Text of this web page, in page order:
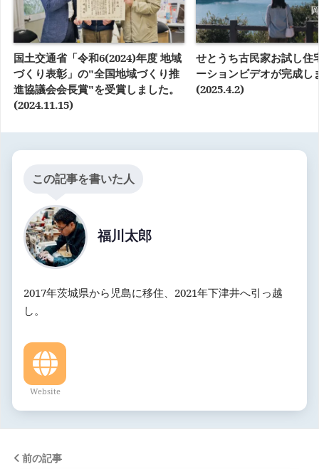
国土交通省「令和6(2024)年度 地域
づくり表彰」の"全国地域づくり推
進協議会会長賞"を受賞しました。
(2024.11.15)
せとうち古民家お試し住
ーションビデオが完成し
(2025.4.2)
この記事を書いた人
福川太郎
2017年茨城県から児島に移住、2021年下津井へ引っ越
し。
Website
前の記事